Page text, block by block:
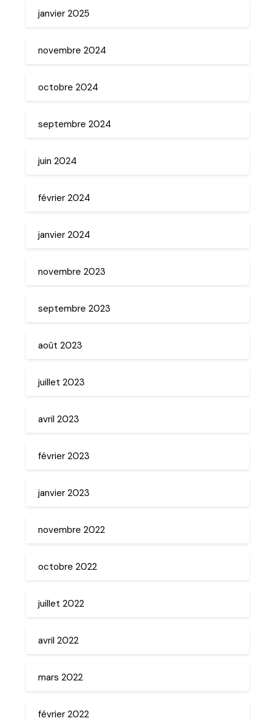
janvier 2025
novembre 2024
octobre 2024
septembre 2024
juin 2024
février 2024
janvier 2024
novembre 2023
septembre 2023
août 2023
juillet 2023
avril 2023
février 2023
janvier 2023
novembre 2022
octobre 2022
juillet 2022
avril 2022
mars 2022
février 2022